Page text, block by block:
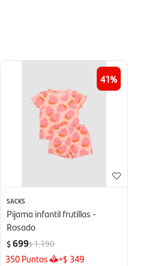
41
SACKS
Pijama infantil frutillas -
Rosado
$699$1.190
350Puntos +$ 349